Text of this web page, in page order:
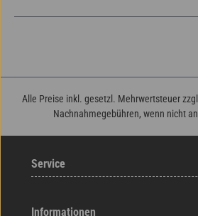
Alle Preise inkl. gesetzl. Mehrwertsteuer
Nachnahmegebühren, wenn nicht
Service
Informationen